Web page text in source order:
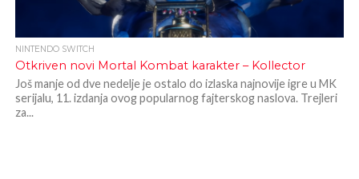
NINTENDO SWITCH
Otkriven novi Mortal Kombat karakter – Kollector
Još manje od dve nedelje je ostalo do izlaska najnovije igre u MK
serijalu, 11. izdanja ovog popularnog fajterskog naslova. Trejleri
za...